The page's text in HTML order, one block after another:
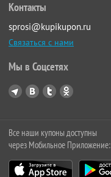
Контакты
sprosi@kupikupon.ru
Связаться с нами
Мы в Соцсетях
Все наши купоны доступны
через Мобильное Приложение: